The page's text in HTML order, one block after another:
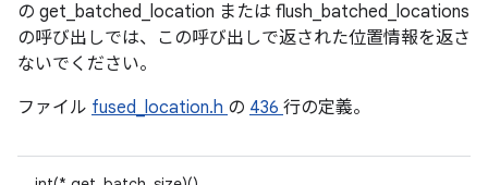
の get_batched_location または flush_batched_locations
の呼び出しでは、この呼び出しで返された位置情報を返さ
ないでください。
ファイル fused_location.h の 436 行の定義。